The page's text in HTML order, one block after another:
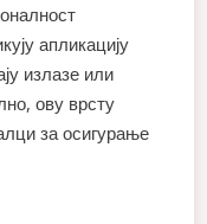
апликацију
излазе или
ову врсту
за осигурање